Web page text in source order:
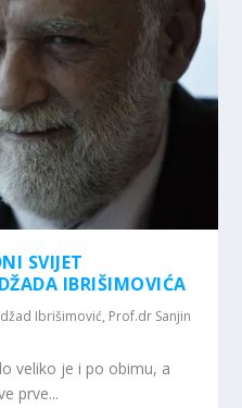
SVIJET
IBRIŠIMOVIĆA
Ibrišimović, Prof.dr Sanjin
veliko je i po obimu, a
prve...